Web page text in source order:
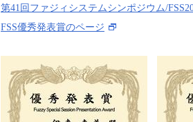
第41回ファジィシステムシンポジウム/
FSS優秀発表賞のページ